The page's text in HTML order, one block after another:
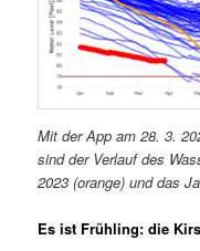
Mit der App am 28. 3.
sind der Verlauf des
2023 (orange) und das
Es ist Frühling: die